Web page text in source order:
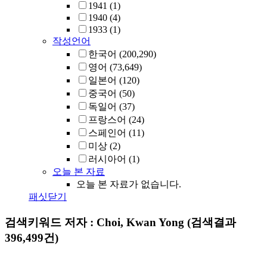
1941 (1)
1940 (4)
1933 (1)
작성언어
한국어 (200,290)
영어 (73,649)
일본어 (120)
중국어 (50)
독일어 (37)
프랑스어 (24)
스페인어 (11)
미상 (2)
러시아어 (1)
오늘 본 자료
오늘 본 자료가 없습니다.
패싯닫기
검색키워드 저자 : Choi, Kwan Yong (검색결과
396,499건)